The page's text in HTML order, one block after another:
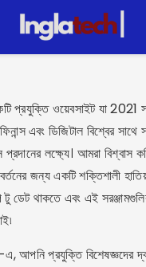
ওয়েবসাইট যা 2021
এবং ডিজিটাল বিশ্বের সাথে
লক্ষ্যে। আমরা বিশ্বাস
জন্য একটি শক্তিশালী
থাকতে এবং এই সরঞ্জামগুলির
প্রযুক্তি বিশেষজ্ঞদের